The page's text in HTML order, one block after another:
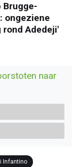
Brugge-
ongeziene
rond Adedeji'
naar
Infantino